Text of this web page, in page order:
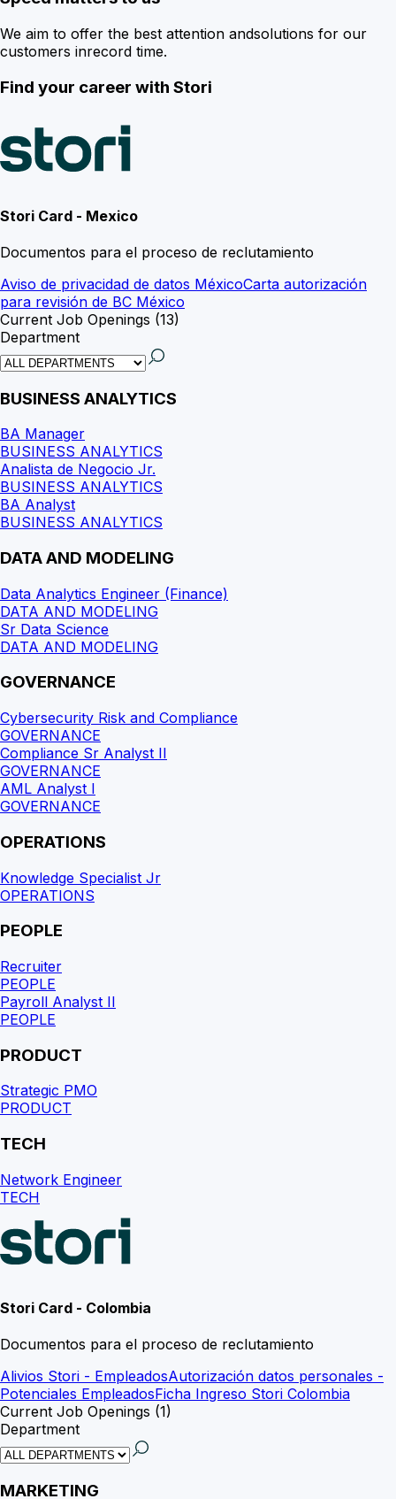
We aim to offer the best attention andsolutions for our
customers inrecord time.
Find your career with Stori
Stori Card - Mexico
Documentos para el proceso de reclutamiento
Aviso de privacidad de datos MéxicoCarta autorización
para revisión de BC México
Current Job Openings (13)
Department
BUSINESS ANALYTICS
BA Manager
BUSINESS ANALYTICS
Analista de Negocio Jr.
BUSINESS ANALYTICS
BA Analyst
BUSINESS ANALYTICS
DATA AND MODELING
Data Analytics Engineer (Finance)
DATA AND MODELING
Sr Data Science
DATA AND MODELING
GOVERNANCE
Cybersecurity Risk and Compliance
GOVERNANCE
Compliance Sr Analyst II
GOVERNANCE
AML Analyst I
GOVERNANCE
OPERATIONS
Knowledge Specialist Jr
OPERATIONS
PEOPLE
Recruiter
PEOPLE
Payroll Analyst II
PEOPLE
PRODUCT
Strategic PMO
PRODUCT
TECH
Network Engineer
TECH
Stori Card - Colombia
Documentos para el proceso de reclutamiento
Alivios Stori - EmpleadosAutorización datos personales -
Potenciales EmpleadosFicha Ingreso Stori Colombia
Current Job Openings (1)
Department
MARKETING